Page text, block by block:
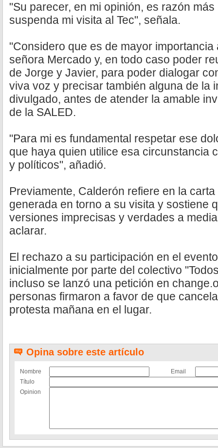
"Su parecer, en mi opinión, es razón
suspenda mi visita al Tec", señala.
"Considero que es de mayor
señora Mercado y, en todo caso poder
de Jorge y Javier, para poder dialogar
viva voz y precisar también alguna de la
divulgado, antes de atender la amable
de la SALED.
"Para mi es fundamental respetar ese
que haya quien utilice esa circunstancia
y políticos", añadió.
Previamente, Calderón refiere en la
generada en torno a su visita y sostiene
versiones imprecisas y verdades a
aclarar.
El rechazo a su participación en el
inicialmente por parte del colectivo
incluso se lanzó una petición en
personas firmaron a favor de que
protesta mañana en el lugar.
Opina sobre este artículo
Nombre
Email
Título
Opinion